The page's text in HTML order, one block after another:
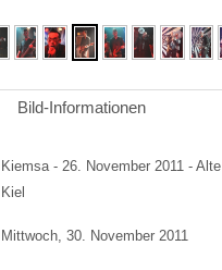
Bild-Informationen
Kiemsa - 26. November 2011 -
Kiel
Mittwoch, 30. November 2011